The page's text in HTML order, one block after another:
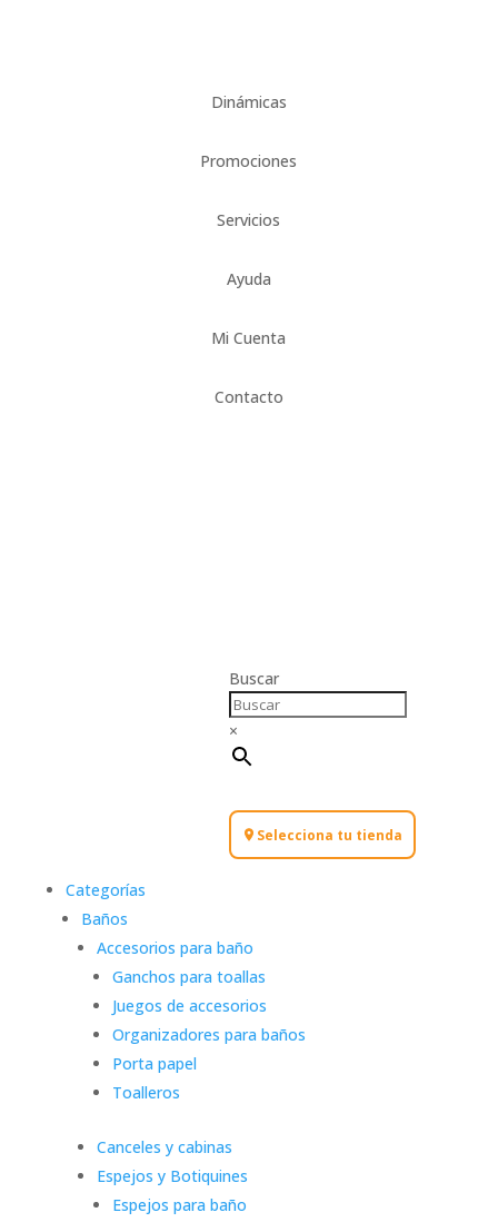
Dinámicas
Promociones
Servicios
Ayuda
Mi Cuenta
Contacto
Categorías
Baños
Accesorios para baño
Ganchos para toallas
Juegos de accesorios
Organizadores para baños
Porta papel
Toalleros
Canceles y cabinas
Espejos y Botiquines
Espejos para baño
Buscar
×
Selecciona tu tienda